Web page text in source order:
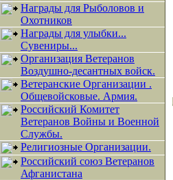
Награды для Рыболовов и
Охотников
Награды для улыбки...
Сувениры...
Организация Ветеранов
Воздушно-десантных войск.
Ветеранские Организации .
Общевойсковые. Армия.
Российский Комитет
Ветеранов Войны и Военной
Службы.
Религиозные Организации.
Российский союз Ветеранов
Афганистана